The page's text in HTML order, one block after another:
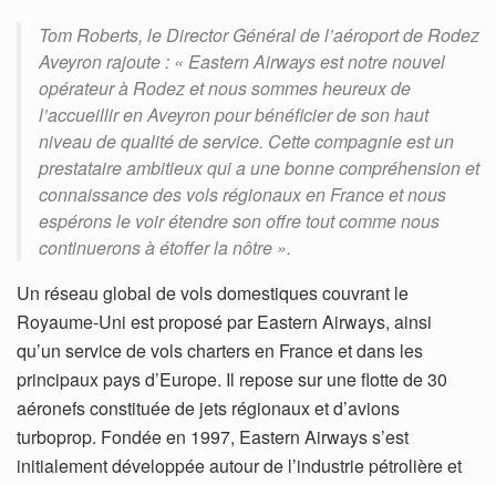
Tom Roberts, le Director Général de l’aéroport de Rodez
Aveyron rajoute : « Eastern Airways est notre nouvel
opérateur à Rodez et nous sommes heureux de
l’accueillir en Aveyron pour bénéficier de son haut
niveau de qualité de service. Cette compagnie est un
prestataire ambitieux qui a une bonne compréhension et
connaissance des vols régionaux en France et nous
espérons le voir étendre son offre tout comme nous
continuerons à étoffer la nôtre ».
Un réseau global de vols domestiques couvrant le
Royaume-Uni est proposé par Eastern Airways, ainsi
qu’un service de vols charters en France et dans les
principaux pays d’Europe. Il repose sur une flotte de 30
aéronefs constituée de jets régionaux et d’avions
turboprop. Fondée en 1997, Eastern Airways s’est
initialement développée autour de l’industrie pétrolière et